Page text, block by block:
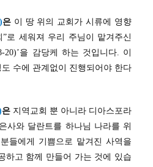
은이 땅 위의 교회가 시류에 영향
로 세워져 우리 주님이 맡겨주신
20)’을 감당케 하는 것입니다. 이
수에 관계없이 진행되어야 한다
은 지역교회 뿐 아니라 디아스포라
사와 달란트를 하나님 나라를 위
들에게 기쁨으로 맡겨진 사역을
하고 함께 만들어 가는 것에 있습